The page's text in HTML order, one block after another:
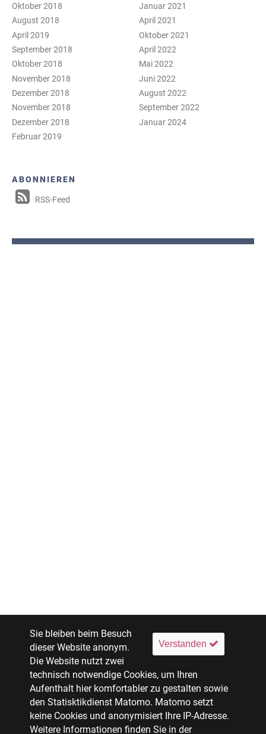
Oktober 2018
August 2018
April 2019
September 2018
Oktober 2018
November 2018
Dezember 2018
November 2018
Dezember 2018
Februar 2019
Januar 2021
April 2021
Oktober 2021
April 2022
Mai 2022
Juni 2022
August 2022
September 2022
Januar 2024
ABONNIEREN
RSS-Feed
Verstanden
Sie bleiben beim Besuch
dieser Website anonym.
Die Website nutzt zwei
technisch notwendige Cookies, um Ihren
Aufenthalt hier komfortabler zu gestalten sowie
den Statisktikdienst Matomo. Matomo setzt
keine Cookies und anonymisiert Ihre IP-Adresse.
Weitere Informationen finden Sie in der